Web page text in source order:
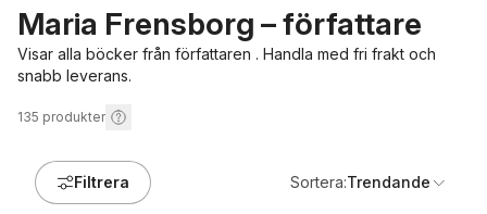
Maria Frensborg – författare
Visar alla böcker från författaren . Handla med fri frakt och
snabb leverans.
135 produkter
Filtrera Sortera:Trendande